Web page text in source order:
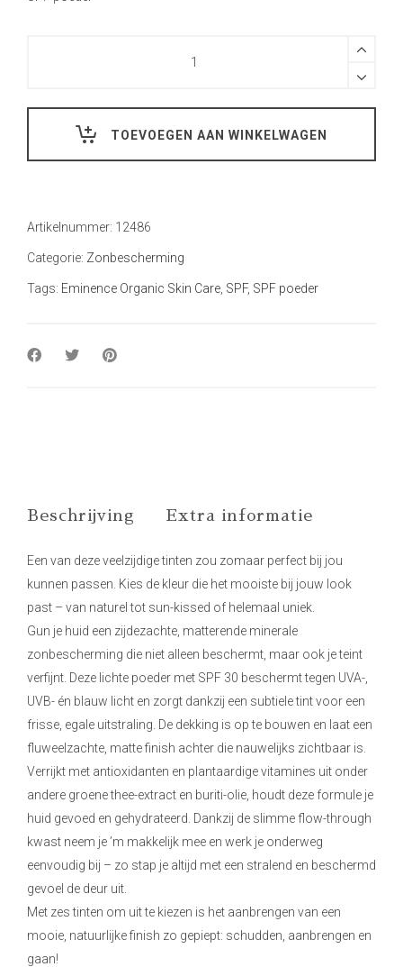
TOEVOEGEN AAN WINKELWAGEN
Artikelnummer: 12486
Categorie: Zonbescherming
Tags: Eminence Organic Skin Care SPF, SPF poeder
Beschrijving Extra informatie
Een van deze veelzijdige tinten zou zomaar perfect bij jou
kunnen passen. Kies de kleur die het mooiste bij jouw look
past – van naturel tot sun-kissed of helemaal uniek.
Gun je huid een zijdezachte, matterende minerale
zonbescherming die niet alleen beschermt, maar ook je teint
verfijnt. Deze lichte poeder met SPF 30 beschermt tegen UVA-,
UVB- én blauw licht en zorgt dankzij een subtiele tint voor een
frisse, egale uitstraling. De dekking is op te bouwen en laat een
fluweelzachte, matte finish achter die nauwelijks zichtbaar is.
Verrijkt met antioxidanten en plantaardige vitamines uit onder
andere groene thee-extract en buriti-olie, houdt deze formule je
huid gevoed en gehydrateerd. Dankzij de slimme flow-through
kwast neem je ’m makkelijk mee en werk je onderweg
eenvoudig bij – zo stap je altijd met een stralend en beschermd
gevoel de deur uit.
Met zes tinten om uit te kiezen is het aanbrengen van een
mooie, natuurlijke finish zo gepiept: schudden, aanbrengen en
gaan!